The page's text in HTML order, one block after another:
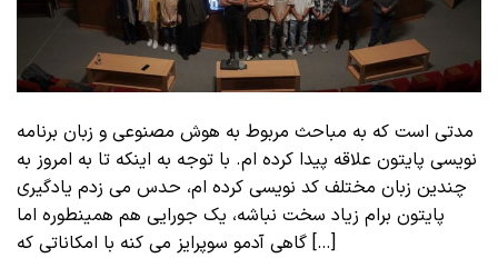
مدتی است که به مباحث مربوط به هوش مصنوعی و زبان برنامه
نویسی پایتون علاقه پیدا کرده ام. با توجه به اینکه تا به امروز به
چندین زبان مختلف کد نویسی کرده ام، حدس می زدم یادگیری
پایتون برام زیاد سخت نباشه، یک جورایی هم همینطوره اما
گاهی آدمو سوپرایز می کنه با امکاناتی که […]